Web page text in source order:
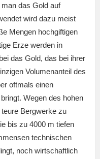
das Gold auf
wird dazu meist
Mengen hochgiftigen
Erze werden in
das Gold, das bei ihrer
Volumenanteil des
oftmals einen
Wegen des hohen
Bergwerke zu
bis zu 4000 m tiefen
technischen
noch wirtschaftlich